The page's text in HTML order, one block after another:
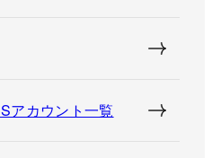
アカウント一覧